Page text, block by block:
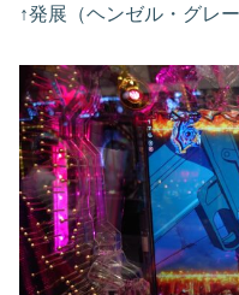
↑発展（ヘンゼル・グレ